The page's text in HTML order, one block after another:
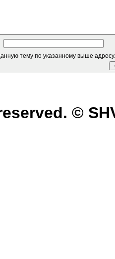
тему по указанному выше адресу.
©